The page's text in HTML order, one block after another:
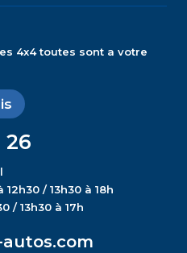
4x4 toutes sont a votre
26
/ 13h30 à 18h
/ 13h30 à 17h